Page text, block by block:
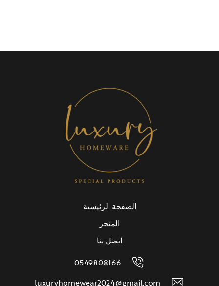
الصفحة الرئيسية
المتجر
اتصل بنا
0549808166
luxuryhomewear2024@gmail.com